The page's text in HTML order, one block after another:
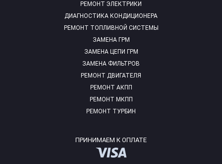
РЕМОНТ ЭЛЕКТРИКИ
ДИАГНОСТИКА КОНДИЦИОНЕРА
РЕМОНТ ТОПЛИВНОЙ СИСТЕМЫ
ЗАМЕНА ГРМ
ЗАМЕНА ЦЕПИ ГРМ
ЗАМЕНА ФИЛЬТРОВ
РЕМОНТ ДВИГАТЕЛЯ
РЕМОНТ АКПП
РЕМОНТ МКПП
РЕМОНТ ТУРБИН
ПРИНИМАЕМ К ОПЛАТЕ